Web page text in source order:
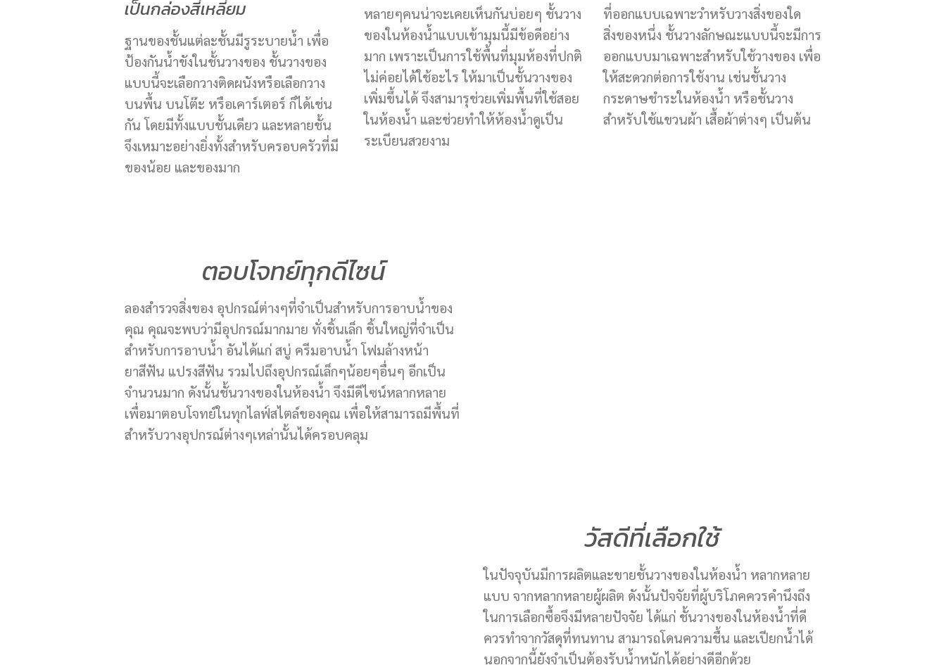
เป็นกล่องสี่เหลี่ยม
ฐานของชั้นแต่ละชั้นมีรูระบายน้ำ เพื่อ
ป้องกันน้ำขังในชั้นวางของ ชั้นวางของ
แบบนี้จะเลือกวางติดผนังหรือเลือกวาง
บนพื้น บนโต๊ะ หรือเคาร์เตอร์ ก็ได้เช่น
กัน โดยมีทั้งแบบชั้นเดียว และหลายชั้น
จึงเหมาะอย่างยิ่งทั้งสำหรับครอบครัวที่มี
ของน้อย และของมาก
หลายๆคนน่าจะเคยเห็นกันบ่อยๆ ชั้นวาง
ของในห้องน้ำแบบเข้ามุมนี้มีข้อดีอย่าง
มาก เพราะเป็นการใช้พื้นที่มุมห้องที่ปกติ
ไม่ค่อยได้ใช้อะไร ให้มาเป็นชั้นวางของ
เพิ่มขึ้นได้ จึงสามารุช่วยเพิ่มพื้นที่ใช้สอย
ในห้องน้ำ และช่วยทำให้ห้องน้ำดูเป็น
ระเบียนสวยงาม
ที่ออกแบบเฉพาะวำหรับวางสิ่งของใด
สิ่งของหนึ่ง ชั้นวางลักษณะแบบนี้จะมีการ
ออกแบบมาเฉพาะสำหรับใช้วางของ เพื่อ
ให้สะดวกต่อการใช้งาน เช่นชั้นวาง
กระดาษชำระในห้องน้ำ หรือชั้นวาง
สำหรับใช้แขวนผ้า เสื้อผ้าต่างๆ เป็นต้น
ตอบโจทย์ทุกดีไซน์
ลองสำรวจสิ่งของ อุปกรณ์ต่างๆที่จำเป็นสำหรับการอาบน้ำของ
คุณ คุณจะพบว่ามีอุปกรณ์มากมาย ทั่งชิ้นเล็ก ชิ้นใหญ่ที่จำเป็น
สำหรับการอาบน้ำ อันได้แก่ สบู่ ครีมอาบน้ำ โฟมล้างหน้า
ยาสีฟัน แปรงสีฟัน รวมไปถึงอุปกรณ์เล็กๆน้อยๆอื่นๆ อีกเป็น
จำนวนมาก ดังนั้นชั้นวางของในห้องน้ำ จึงมีดีไซน์หลากหลาย
เพื่อมาตอบโจทย์ในทุกไลฟ์สไตล์ของคุณ เพื่อให้สามารถมีพื้นที่
สำหรับวางอุปกรณ์ต่างๆเหล่านั้นได้ครอบคลุม
วัสดีที่เลือกใช้
ในปัจจุบันมีการผลิตและขายชั้นวางของในห้องน้ำ หลากหลาย
แบบ จากหลากหลายผู้ผลิต ดังนั้นปัจจัยที่ผู้บริโภคควรคำนึงถึง
ในการเลือกซื้อจึงมีหลายปัจจัย ได้แก่ ชั้นวางของในห้องน้ำที่ดี
ควรทำจากวัสดุที่ทนทาน สามารถโดนความชื้น และเปียกน้ำได้
นอกจากนี้ยังจำเป็นต้องรับน้ำหนักได้อย่างดีอีกด้วย